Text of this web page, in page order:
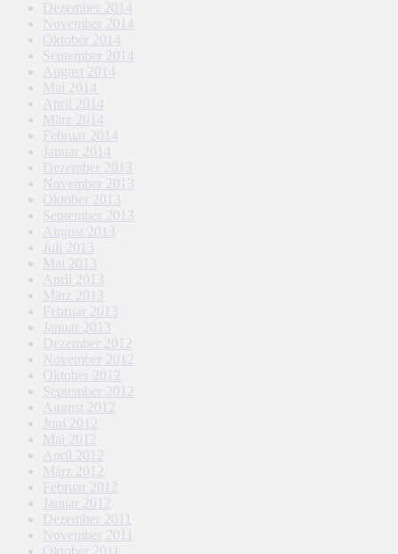
Dezember 2014
November 2014
Oktober 2014
September 2014
August 2014
Mai 2014
April 2014
März 2014
Februar 2014
Januar 2014
Dezember 2013
November 2013
Oktober 2013
September 2013
August 2013
Juli 2013
Mai 2013
April 2013
März 2013
Februar 2013
Januar 2013
Dezember 2012
November 2012
Oktober 2012
September 2012
August 2012
Juni 2012
Mai 2012
April 2012
März 2012
Februar 2012
Januar 2012
Dezember 2011
November 2011